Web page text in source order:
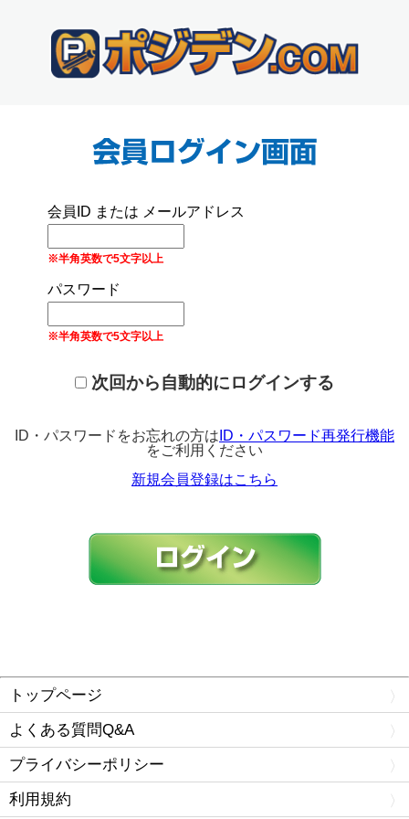
会員ID または メールアドレス
※半角英数で5文字以上
パスワード
※半角英数で5文字以上
次回から自動的にログインする
ID・パスワードをお忘れの方は ID・パスワード再発行機能
をご利用ください
新規会員登録はこちら
トップページ
よくある質問Q&A
プライバシーポリシー
利用規約